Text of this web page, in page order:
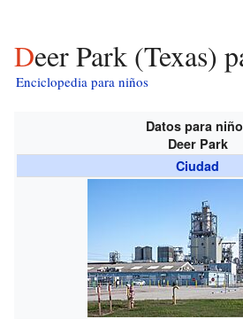
Deer Park (Texas)
Enciclopedia para niños
Datos para
Deer Park
Ciudad